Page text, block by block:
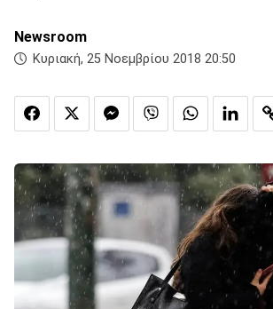
Newsroom
Κυριακή, 25 Νοεμβρίου 2018 20:50